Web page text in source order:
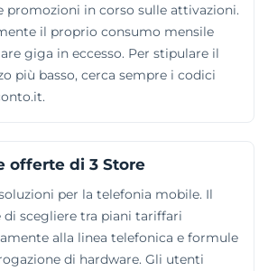
promozioni in corso sulle attivazioni.
il proprio consumo mensile
giga in eccesso. Per stipulare il
più basso, cerca sempre i codici
offerte di 3 Store
per la telefonia mobile. Il
scegliere tra piani tariffari
alla linea telefonica e formule
di hardware. Gli utenti